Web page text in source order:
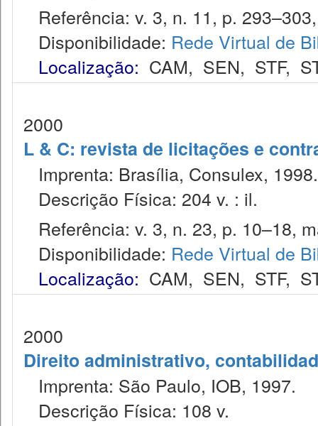
Referência: v. 3, n. 11, p.
Disponibilidade: Rede Virtual de
Localização: CAM, SEN, STF,
2000
L & C: revista de licitações e
Imprenta: Brasília, Consulex, 1998.
Descrição Física: 204 v. : il.
Referência: v. 3, n. 23, p. 10–18,
Disponibilidade: Rede Virtual de
Localização: CAM, SEN, STF,
2000
Direito administrativo,
Imprenta: São Paulo, IOB, 1997.
Descrição Física: 108 v.